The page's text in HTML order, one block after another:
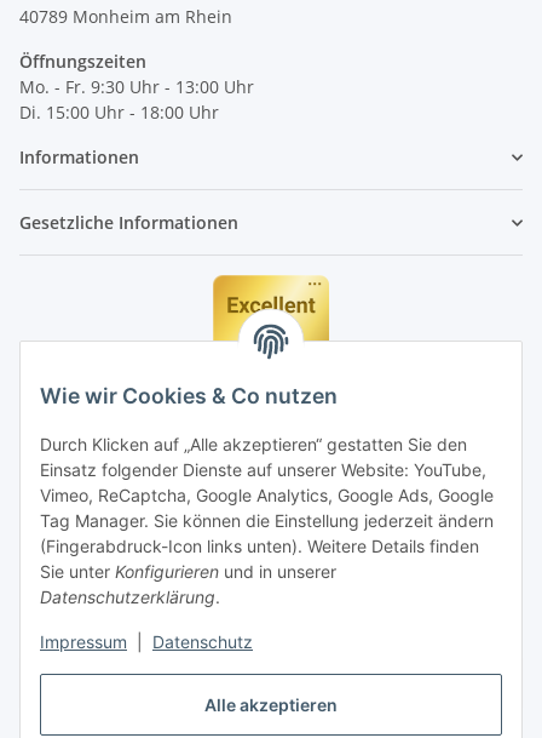
Alle akzeptieren
Wie wir Cookies & Co nutzen
Durch Klicken auf „Alle akzeptieren“ gestatten Sie den
Einsatz folgender Dienste auf unserer Website: YouTube,
Vimeo, ReCaptcha, Google Analytics, Google Ads, Google
Tag Manager. Sie können die Einstellung jederzeit ändern
(Fingerabdruck-Icon links unten). Weitere Details finden
Sie unter Konfigurieren und in unserer
Datenschutzerklärung.
Impressum Datenschutz
40789 Monheim am Rhein
Öffnungszeiten
Mo. - Fr. 9:30 Uhr - 13:00 Uhr
Di. 15:00 Uhr - 18:00 Uhr
Informationen
Gesetzliche Informationen
Vertrag widerrufen